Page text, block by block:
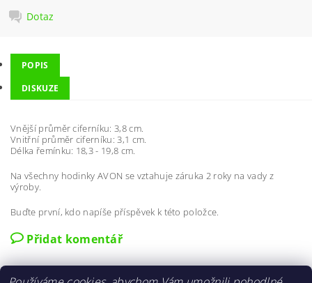
Dotaz
POPIS
DISKUZE
Vnější průměr ciferníku: 3,8 cm.
Vnitřní průměr ciferníku: 3,1 cm.
Délka řemínku: 18,3 - 19,8 cm.
Na všechny hodinky AVON se vztahuje záruka 2 roky na vady z
výroby.
Buďte první, kdo napíše příspěvek k této položce.
Přidat komentář